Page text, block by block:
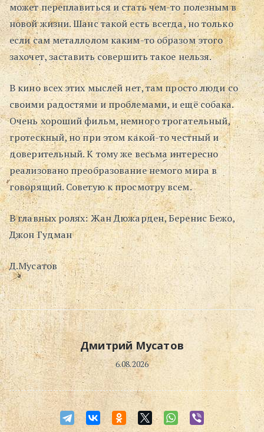
может переплавиться и стать чем-то полезным в
новой жизни. Шанс такой есть всегда, но только
если сам металлолом каким-то образом этого
захочет, заставить совершить такое нельзя.
В кино всех этих мыслей нет, там просто люди со
своими радостями и проблемами, и ещё собака.
Очень хороший фильм, немного трогательный,
гротескный, но при этом какой-то честный и
доверительный. К тому же весьма интересно
реализовано преобразование немого мира в
говорящий. Советую к просмотру всем.
В главных ролях: Жан Дюжарден, Беренис Бежо,
Джон Гудман
Д.Мусатов
Дмитрий Мусатов
6.08.2026